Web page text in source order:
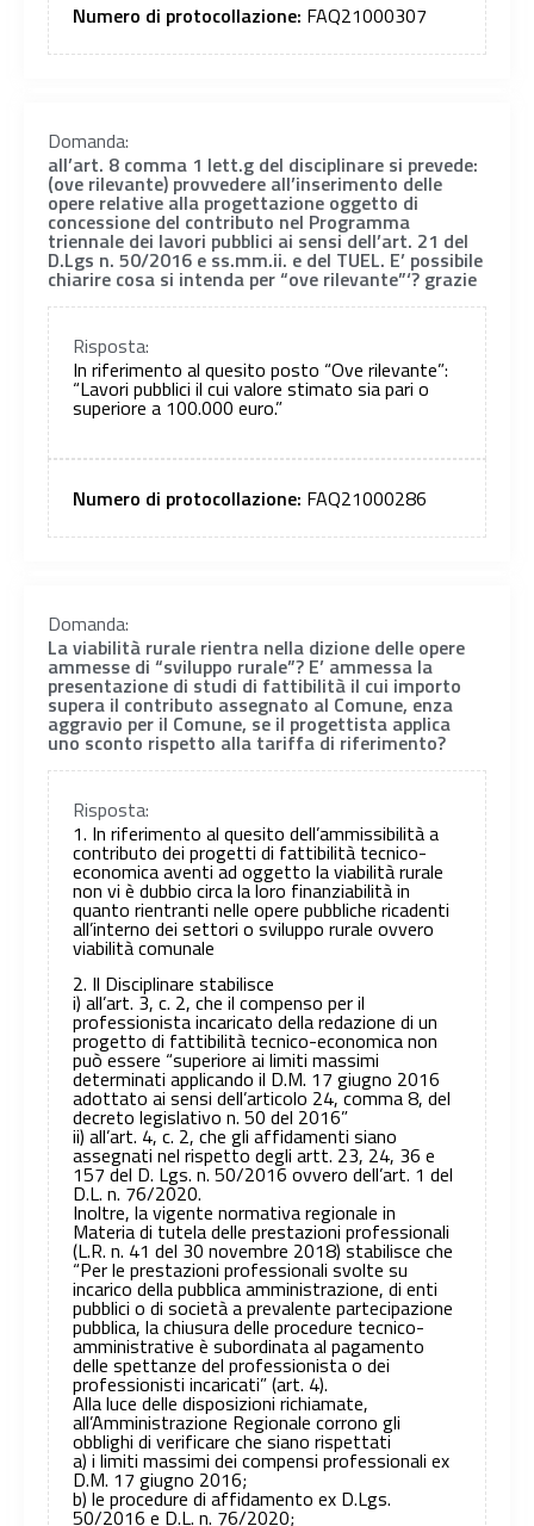
Numero di protocollazione: FAQ21000307
Domanda:
all’art. 8 comma 1 lett.g del disciplinare si prevede:
(ove rilevante) provvedere all’inserimento delle
opere relative alla progettazione oggetto di
concessione del contributo nel Programma
triennale dei lavori pubblici ai sensi dell’art. 21 del
D.Lgs n. 50/2016 e ss.mm.ii. e del TUEL. E’ possibile
chiarire cosa si intenda per “ove rilevante”‘? grazie
Risposta:
In riferimento al quesito posto “Ove rilevante”:
“Lavori pubblici il cui valore stimato sia pari o
superiore a 100.000 euro.”
Numero di protocollazione: FAQ21000286
Domanda:
La viabilità rurale rientra nella dizione delle opere
ammesse di “sviluppo rurale”? E’ ammessa la
presentazione di studi di fattibilità il cui importo
supera il contributo assegnato al Comune, enza
aggravio per il Comune, se il progettista applica
uno sconto rispetto alla tariffa di riferimento?
Risposta:
1. In riferimento al quesito dell’ammissibilità a
contributo dei progetti di fattibilità tecnico-
economica aventi ad oggetto la viabilità rurale
non vi è dubbio circa la loro finanziabilità in
quanto rientranti nelle opere pubbliche ricadenti
all’interno dei settori o sviluppo rurale ovvero
viabilità comunale
2. Il Disciplinare stabilisce
i) all’art. 3, c. 2, che il compenso per il
professionista incaricato della redazione di un
progetto di fattibilità tecnico-economica non
può essere “superiore ai limiti massimi
determinati applicando il D.M. 17 giugno 2016
adottato ai sensi dell’articolo 24, comma 8, del
decreto legislativo n. 50 del 2016”
ii) all’art. 4, c. 2, che gli affidamenti siano
assegnati nel rispetto degli artt. 23, 24, 36 e
157 del D. Lgs. n. 50/2016 ovvero dell’art. 1 del
D.L. n. 76/2020.
Inoltre, la vigente normativa regionale in
Materia di tutela delle prestazioni professionali
(L.R. n. 41 del 30 novembre 2018) stabilisce che
“Per le prestazioni professionali svolte su
incarico della pubblica amministrazione, di enti
pubblici o di società a prevalente partecipazione
pubblica, la chiusura delle procedure tecnico-
amministrative è subordinata al pagamento
delle spettanze del professionista o dei
professionisti incaricati” (art. 4).
Alla luce delle disposizioni richiamate,
all’Amministrazione Regionale corrono gli
obblighi di verificare che siano rispettati
a) i limiti massimi dei compensi professionali ex
D.M. 17 giugno 2016;
b) le procedure di affidamento ex D.Lgs.
50/2016 e D.L. n. 76/2020;